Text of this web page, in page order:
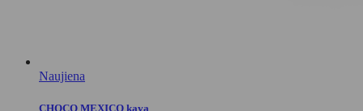
Naujiena
CHOCO MEXICO kava